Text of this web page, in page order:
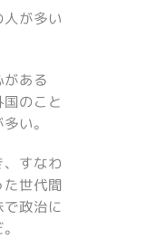
が多い
ある
のこと
い。
すなわ
世代間
政治に